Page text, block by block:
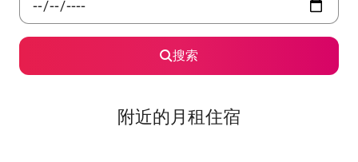
搜索
附近的月租住宿